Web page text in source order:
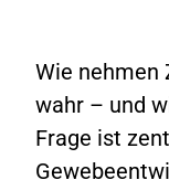
Wie nehmen
wahr – und
Frage ist